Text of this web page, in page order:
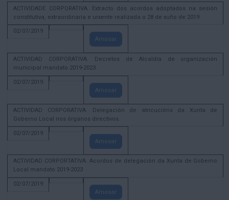
ACTIVIDADE CORPORATIVA. Extracto dos acordos adoptados na sesión
constitutiva, extraordinaria e urxente realizada o 28 de xuño de 2019
02/07/2019
Amosar
ACTIVIDAD CORPORATIVA. Decretos de Alcaldía de organización
municipal mandato 2019-2023.
02/07/2019
Amosar
ACTIVIDAD CORPORATIVA. Delegación de atricucións da Xunta de
Goberno Local nos órganos directivos.
02/07/2019
Amosar
ACTIVIDAD CORPORTATIVA. Acordos de delegación da Xunta de Goberno
Local mandato 2019-2023
02/07/2019
Amosar